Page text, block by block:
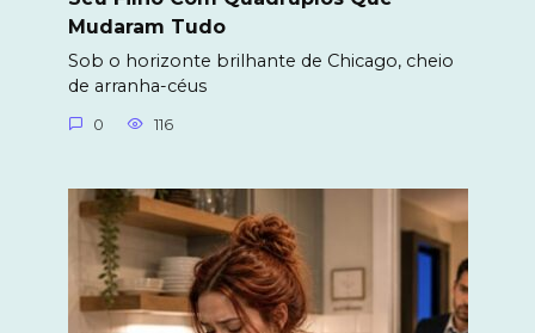
Mudaram Tudo
Sob o horizonte brilhante de Chicago, cheio
de arranha-céus
0 116